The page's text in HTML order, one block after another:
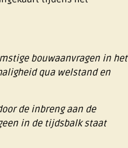
bouwaanvragen in het
qua welstand en
de inbreng aan de
in de tijdsbalk staat